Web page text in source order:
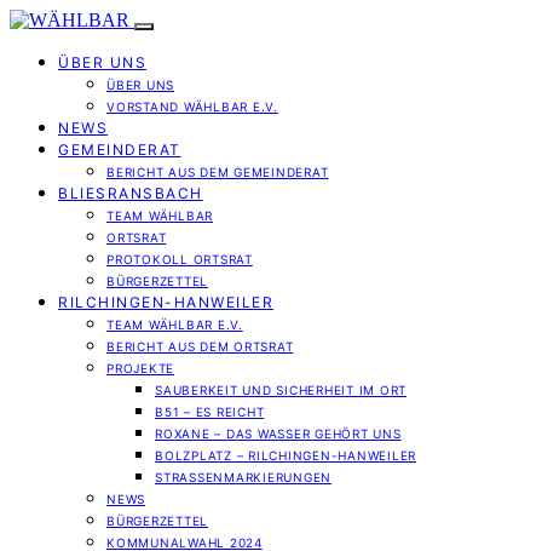
ÜBER UNS
ÜBER UNS
VORSTAND WÄHLBAR E.V.
NEWS
GEMEINDERAT
BERICHT AUS DEM GEMEINDERAT
BLIESRANSBACH
TEAM WÄHLBAR
ORTSRAT
PROTOKOLL ORTSRAT
BÜRGERZETTEL
RILCHINGEN-HANWEILER
TEAM WÄHLBAR E.V.
BERICHT AUS DEM ORTSRAT
PROJEKTE
SAUBERKEIT UND SICHERHEIT IM ORT
B51 – ES REICHT
ROXANE – DAS WASSER GEHÖRT UNS
BOLZPLATZ – RILCHINGEN-HANWEILER
STRASSENMARKIERUNGEN
NEWS
BÜRGERZETTEL
KOMMUNALWAHL 2024